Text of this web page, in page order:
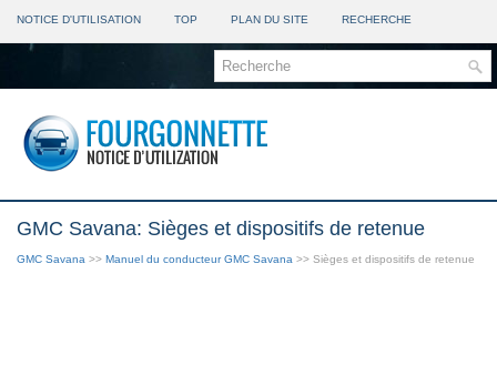
NOTICE D'UTILISATION TOP PLAN DU SITE RECHERCHE
GMC Savana: Sièges et dispositifs de retenue
GMC Savana >> Manuel du conducteur GMC Savana >> Sièges et dispositifs de retenue